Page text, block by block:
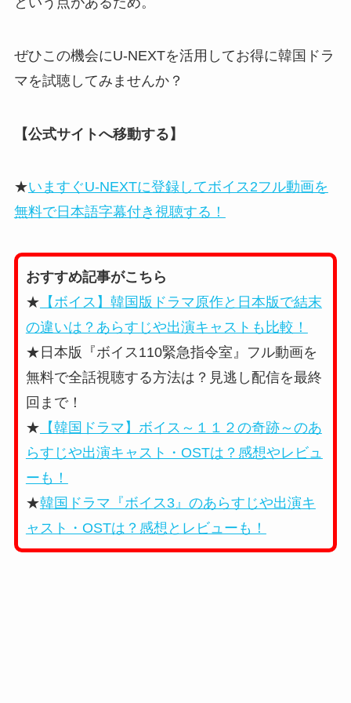
ぜひこの機会にU-NEXTを活用してお得に韓国ドラ
マを試聴してみませんか？
【公式サイトへ移動する】
★いますぐU-NEXTに登録してボイス2フル動画を
無料で日本語字幕付き視聴する！
おすすめ記事がこちら
★ 【ボイス】韓国版ドラマ原作と日本版で結末
の違いは？あらすじや出演キャストも比較！
★日本版『ボイス110緊急指令室』フル動画を
無料で全話視聴する方法は？見逃し配信を最終
回まで！
★ 【韓国ドラマ】ボイス～１１２の奇跡～のあ
らすじや出演キャスト・OSTは？感想やレビュ
ーも！
★韓国ドラマ『ボイス3』のあらすじや出演キ
ャスト・OSTは？感想とレビューも！